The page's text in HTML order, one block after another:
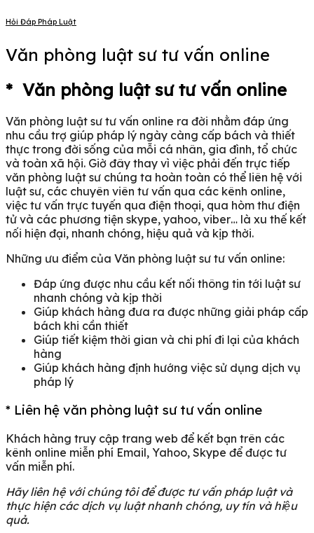
Hỏi Đáp Pháp Luật
Văn phòng luật sư tư vấn online
* Văn phòng luật sư tư vấn online
Văn phòng luật sư tư vấn online ra đời nhằm đáp ứng
nhu cầu trợ giúp pháp lý ngày càng cấp bách và thiết
thực trong đời sống của mỗi cá nhân, gia đình, tổ chức
và toàn xã hội. Giờ đây thay vì việc phải đến trực tiếp
văn phòng luật sư chúng ta hoàn toàn có thể liên hệ với
luật sư, các chuyên viên tư vấn qua các kênh online,
việc tư vấn trực tuyến qua điện thoại, qua hòm thư điện
tử và các phương tiện skype, yahoo, viber… là xu thế kết
nối hiện đại, nhanh chóng, hiệu quả và kịp thời.
Những ưu điểm của Văn phòng luật sư tư vấn online:
Đáp ứng được nhu cầu kết nối thông tin tới luật sư
nhanh chóng và kịp thời
Giúp khách hàng đưa ra được những giải pháp cấp
bách khi cần thiết
Giúp tiết kiệm thời gian và chi phí đi lại của khách
hàng
Giúp khách hàng định hướng việc sử dụng dịch vụ
pháp lý
* Liên hệ văn phòng luật sư tư vấn online
Khách hàng truy cập trang web để kết bạn trên các
kênh online miễn phí Email, Yahoo, Skype để được tư
vấn miễn phí.
Hãy liên hệ với chúng tôi để được tư vấn pháp luật và
thực hiện các dịch vụ luật nhanh chóng, uy tín và hiệu
quả.